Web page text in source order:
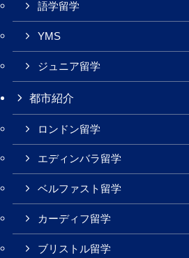
語学留学
YMS
ジュニア留学
都市紹介
ロンドン留学
エディンバラ留学
ベルファスト留学
カーディフ留学
ブリストル留学